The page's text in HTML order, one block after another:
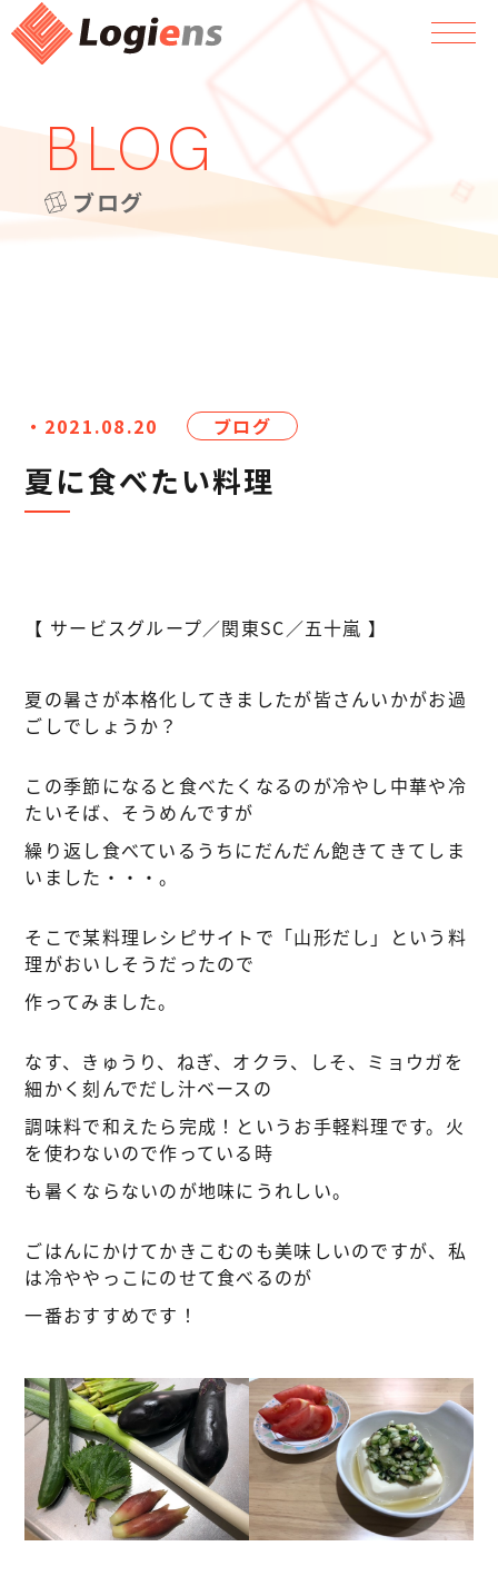
BLOG
ブログ
・2021.08.20 ブログ
夏に食べたい料理
【 サービスグループ／関東SC／五十嵐 】
夏の暑さが本格化してきましたが皆さんいかがお過
ごしでしょうか？
この季節になると食べたくなるのが冷やし中華や冷
たいそば、そうめんですが
繰り返し食べているうちにだんだん飽きてきてしま
いました・・・。
そこで某料理レシピサイトで「山形だし」という料
理がおいしそうだったので
作ってみました。
なす、きゅうり、ねぎ、オクラ、しそ、ミョウガを
細かく刻んでだし汁ベースの
調味料で和えたら完成！というお手軽料理です。火
を使わないので作っている時
も暑くならないのが地味にうれしい。
ごはんにかけてかきこむのも美味しいのですが、私
は冷ややっこにのせて食べるのが
一番おすすめです！